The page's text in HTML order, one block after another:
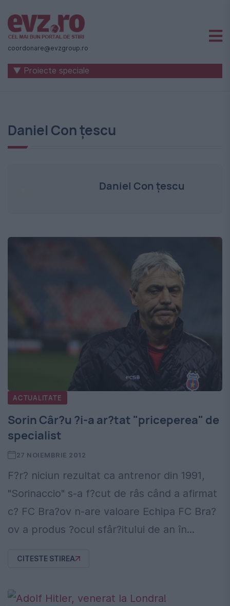
Știri
naționale
internaționale
-
Evenimentul
coordonare@evzgroup.ro
▼ Proiecte speciale
Daniel Con ţescu
Daniel Con ţescu
ACTUALITATE
Sorin Câr?u ?i-a ar?tat "priceperea" de
specialist
27 NOIEMBRIE 2012
F?r? niciun rezultat ca antrenor din 1991,
"Sorinaccio" s-a f?cut de râs când a afirmat
c? FC Bra?ov n-are valoare Echipa FC Bra?
ov a produs ?ocul sfâr?itului de an în...
CITESTE STIREA